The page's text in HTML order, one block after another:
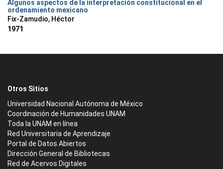
Algunos aspectos de la interpretación constitucional en el
ordenamiento mexicano
Fix-Zamudio, Héctor
1971
Otros Sitios
Universidad Nacional Autónoma de México
Coordinación de Humanidades UNAM
Toda la UNAM en línea
Red Universitaria de Aprendizaje
Portal de Datos Abiertos
Dirección General de Bibliotecas
Red de Acervos Digitales